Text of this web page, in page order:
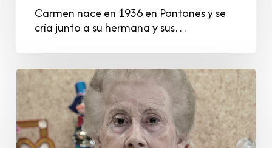
Carmen nace en 1936 en Pontones y se
cría junto a su hermana y sus…
Concepción
Gómez
Vallín